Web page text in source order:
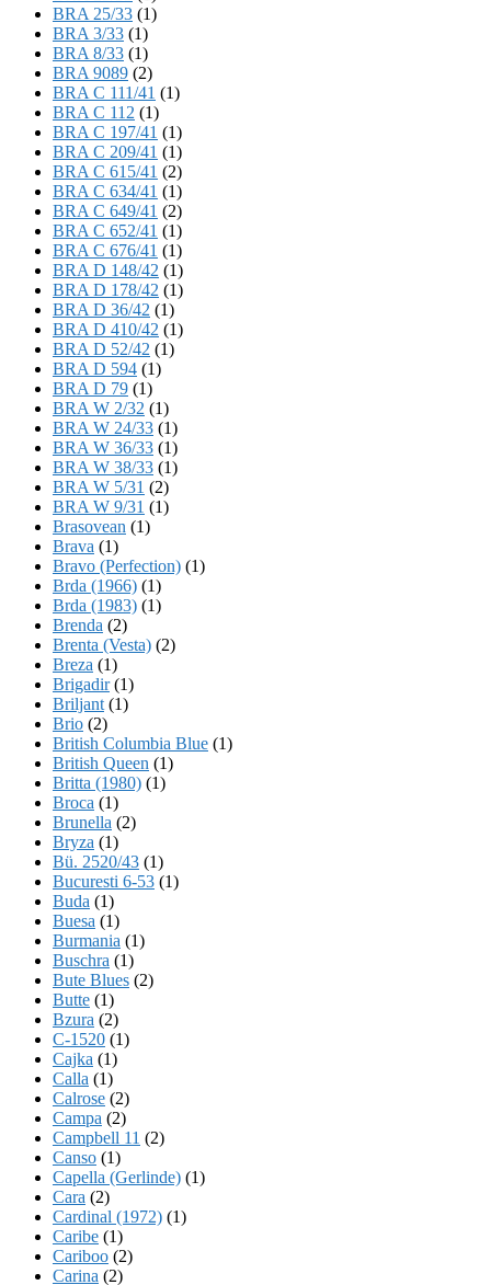
BRA 25/33 (1)
BRA 3/33 (1)
BRA 8/33 (1)
BRA 9089 (2)
BRA C 111/41 (1)
BRA C 112 (1)
BRA C 197/41 (1)
BRA C 209/41 (1)
BRA C 615/41 (2)
BRA C 634/41 (1)
BRA C 649/41 (2)
BRA C 652/41 (1)
BRA C 676/41 (1)
BRA D 148/42 (1)
BRA D 178/42 (1)
BRA D 36/42 (1)
BRA D 410/42 (1)
BRA D 52/42 (1)
BRA D 594 (1)
BRA D 79 (1)
BRA W 2/32 (1)
BRA W 24/33 (1)
BRA W 36/33 (1)
BRA W 38/33 (1)
BRA W 5/31 (2)
BRA W 9/31 (1)
Brasovean (1)
Brava (1)
Bravo (Perfection) (1)
Brda (1966) (1)
Brda (1983) (1)
Brenda (2)
Brenta (Vesta) (2)
Breza (1)
Brigadir(1)
Briljant (1)
Brio (2)
British Columbia Blue (1)
British Queen (1)
Britta (1980) (1)
Broca (1)
Brunella (2)
Bryza (1)
Bü. 2520/43 (1)
Bucuresti 6-53 (1)
Buda (1)
Buesa (1)
Burmania (1)
Buschra (1)
Bute Blues (2)
Butte (1)
Bzura (2)
C-1520 (1)
Cajka (1)
Calla (1)
Calrose (2)
Campa (2)
Campbell 11 (2)
Canso (1)
Capella (Gerlinde) (1)
Cara (2)
Cardinal (1972) (1)
Caribe (1)
Cariboo (2)
Carina (2)